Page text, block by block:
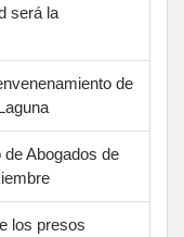
será la
de
Abogados de
los presos